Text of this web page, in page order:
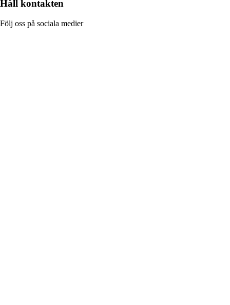
Håll kontakten
Följ oss på sociala medier